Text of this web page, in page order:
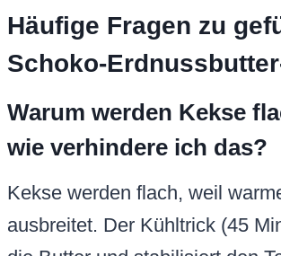
Häufige Fragen zu
Schoko-
Warum werden Kekse
wie verhindere ich das?
Kekse werden flach, weil
ausbreitet. Der Kühltrick (45